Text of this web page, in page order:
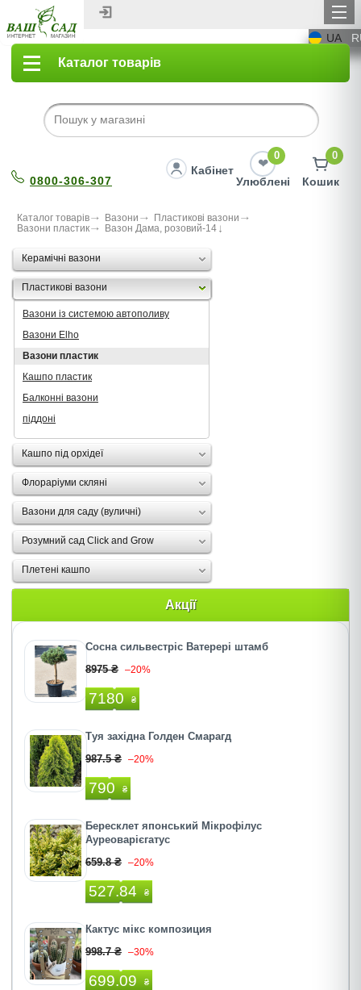
UA
Каталог товарів
0800-306-307
Кабінет
0
Улюблені
0
Кошик
Каталог товарів Вазони
Пластикові вазони
Вазони пластик
Вазон Дама, розовий-14
Керамічні вазони
Пластикові вазони
Вазони із системою автополиву
Вазони Elho
Вазони пластик
Кашпо пластик
Балконні вазони
піддоні
Кашпо під орхідеї
Флораріуми скляні
Вазони для саду (вуличні)
Розумний сад Click and Grow
Плетені кашпо
Акції
Сосна сильвестріс Ватерері штамб
8975 ₴ –20%
7180 ₴
Туя західна Голден Смарагд
987.5 ₴ –20%
790 ₴
Бересклет японський Мікрофілус
Ауреоварієгатус
659.8 ₴ –20%
527.84 ₴
Кактус мiкс композиция
998.7 ₴ –30%
699.09 ₴